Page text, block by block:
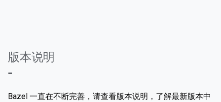
版本说明
-
Bazel 一直在不断完善，请查看版本说明，了解最新版本中